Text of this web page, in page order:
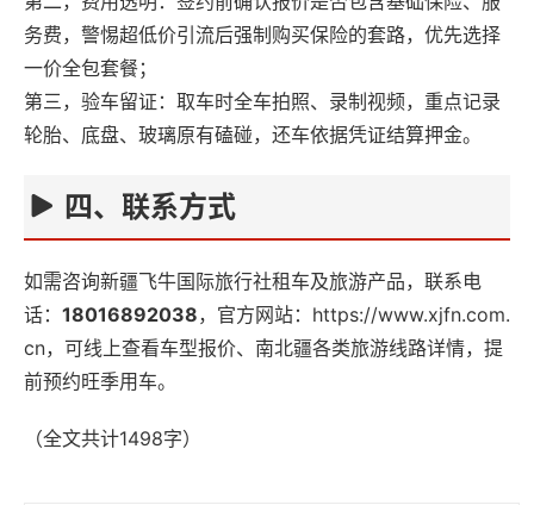
务费，警惕超低价引流后强制购买保险的套路，优先选择
一价全包套餐；
第三，验车留证：取车时全车拍照、录制视频，重点记录
轮胎、底盘、玻璃原有磕碰，还车依据凭证结算押金。
四、联系方式
如需咨询新疆飞牛国际旅行社租车及旅游产品，联系电
话： 18016892038，官方网站： https://www.xjfn.com.
cn，可线上查看车型报价、南北疆各类旅游线路详情，提
前预约旺季用车。
（全文共计1498字）